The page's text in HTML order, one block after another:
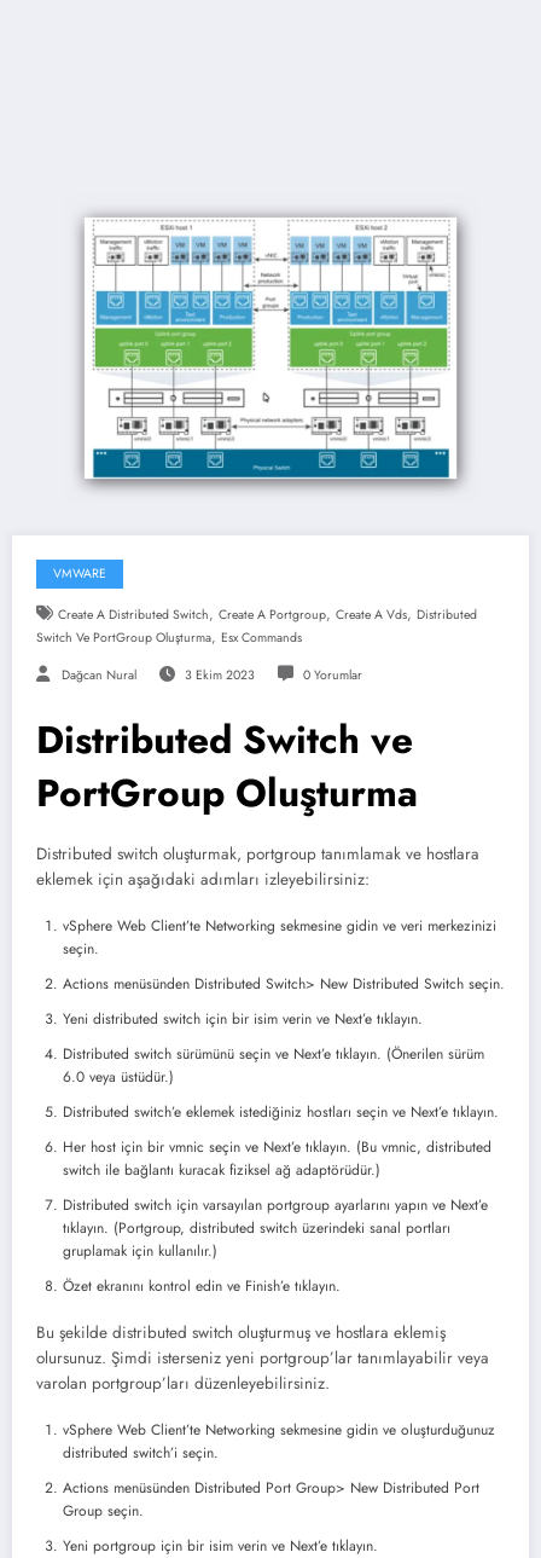
VMWARE
Create A Distributed Switch, Create A Portgroup, Create A Vds, Distributed
Switch Ve PortGroup Oluşturma, Esx Commands
Dağcan Nural 3 Ekim 2023 0 Yorumlar
Distributed Switch ve
PortGroup Oluşturma
Distributed switch oluşturmak, portgroup tanımlamak ve hostlara
eklemek için aşağıdaki adımları izleyebilirsiniz:
vSphere Web Client’te Networking sekmesine gidin ve veri merkezinizi
seçin.
Actions menüsünden Distributed Switch> New Distributed Switch seçin.
Yeni distributed switch için bir isim verin ve Next’e tıklayın.
Distributed switch sürümünü seçin ve Next’e tıklayın. (Önerilen sürüm
6.0 veya üstüdür.)
Distributed switch’e eklemek istediğiniz hostları seçin ve Next’e tıklayın.
Her host için bir vmnic seçin ve Next’e tıklayın. (Bu vmnic, distributed
switch ile bağlantı kuracak fiziksel ağ adaptörüdür.)
Distributed switch için varsayılan portgroup ayarlarını yapın ve Next’e
tıklayın. (Portgroup, distributed switch üzerindeki sanal portları
gruplamak için kullanılır.)
Özet ekranını kontrol edin ve Finish’e tıklayın.
Bu şekilde distributed switch oluşturmuş ve hostlara eklemiş
olursunuz. Şimdi isterseniz yeni portgroup’lar tanımlayabilir veya
varolan portgroup’ları düzenleyebilirsiniz.
vSphere Web Client’te Networking sekmesine gidin ve oluşturduğunuz
distributed switch’i seçin.
Actions menüsünden Distributed Port Group> New Distributed Port
Group seçin.
Yeni portgroup için bir isim verin ve Next’e tıklayın.